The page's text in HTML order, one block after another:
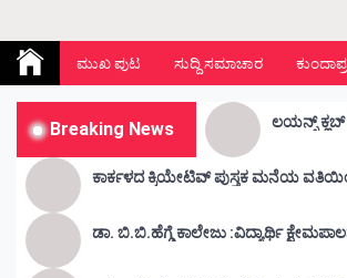
Kunda Vahini –
ಮುಖ ಪುಟ ಸುದ್ದಿ ಸಮಾಚಾರ
Breaking News ಲಯನ್ಸ್ ಕ್ಲಬ್
ಕಾರ್ಕಳದ ಕ್ರಿಯೇಟಿವ್ ಪುಸ್ತಕ ಮನೆಯ